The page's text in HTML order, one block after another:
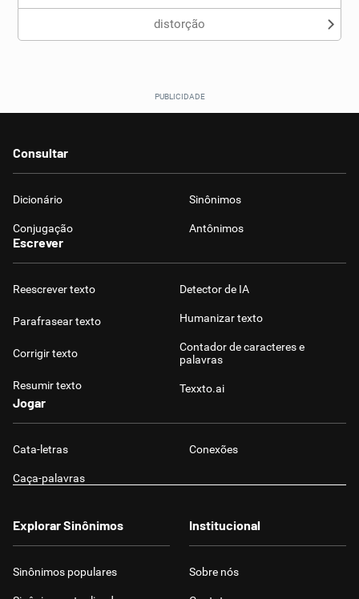
distorção
Consultar
Dicionário Sinônimos
Conjugação Antônimos
Escrever
Reescrever texto
Parafrasear texto
Corrigir texto
Resumir texto
Detector de IA
Humanizar texto
Contador de caracteres e
palavras
Texxto.ai
Jogar
Cata-letras Conexões
Caça-palavras
Explorar Sinônimos
Sinônimos populares
Institucional
Sobre nós